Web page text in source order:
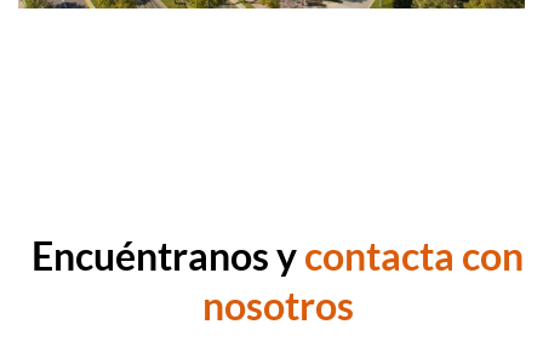
Encuéntranos ycontacta con
nosotros